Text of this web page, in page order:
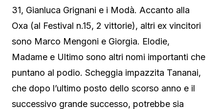
31, Gianluca Grignani e i Modà. Accanto alla
Oxa (al Festival n.15, 2 vittorie), altri ex vincitori
sono Marco Mengoni e Giorgia. Elodie,
Madame e Ultimo sono altri nomi importanti che
puntano al podio. Scheggia impazzita Tananai,
che dopo l’ultimo posto dello scorso anno e il
successivo grande successo, potrebbe sia